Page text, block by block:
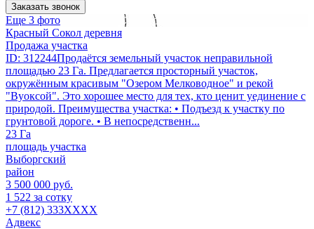
Заказать звонок
Еще 3 фото
Красный Сокол деревня
Продажа участка
ID: 312244Продаётся земельный участок неправильной
площадью 23 Га. Предлагается просторный участок,
окружённым красивым "Озером Мелководное" и рекой
"Вуоксой". Это хорошее место для тех, кто ценит уединение с
природой. Преимущества участка: • Подъезд к участку по
грунтовой дороге. • В непосредственн...
23 Га
площадь участка
Выборгский
район
3 500 000 руб.
1 522 за сотку
+7 (812) 333XXXX
Адвекс